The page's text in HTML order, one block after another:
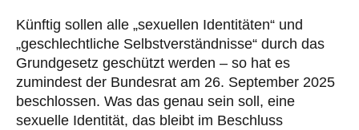
Künftig sollen alle „sexuellen Identitäten“ und
„geschlechtliche Selbstverständnisse“ durch das
Grundgesetz geschützt werden – so hat es
zumindest der Bundesrat am 26. September 2025
beschlossen. Was das genau sein soll, eine
sexuelle Identität, das bleibt im Beschluss